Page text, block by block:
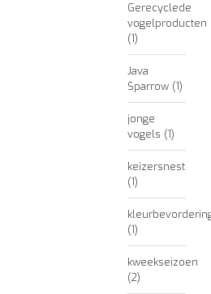
Gerecyclede
vogelproducten
(1)
Java
Sparrow (1)
jonge
vogels (1)
keizersnest
(1)
(1)
kweekseizoen
(2)